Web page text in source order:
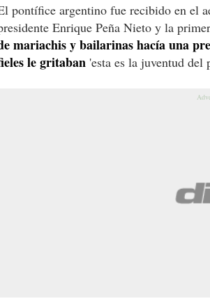
pontífice argentino fue recibido en el
Enrique Peña Nieto y la
mariachis y bailarinas hacía una
le gritaban 'esta es la juventud del